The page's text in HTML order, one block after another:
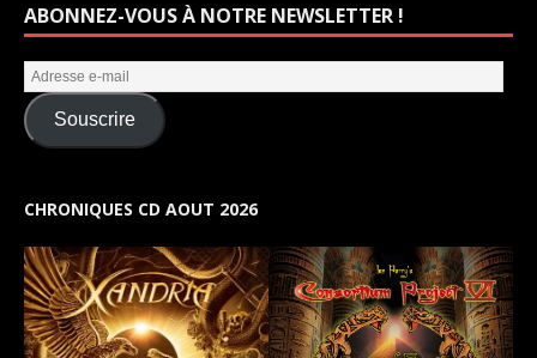
ABONNEZ-VOUS À NOTRE NEWSLETTER !
Souscrire
CHRONIQUES CD AOUT 2026